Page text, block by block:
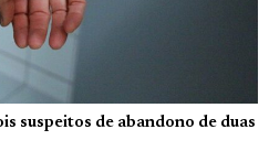
suspeitos de abandono de duas